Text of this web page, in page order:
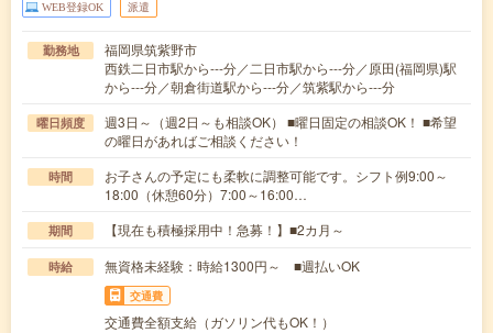
WEB登録OK 派遣
勤務地
福岡県筑紫野市
西鉄二日市駅から---分／二日市駅から---分／原田(福岡県)駅
から---分／朝倉街道駅から---分／筑紫駅から---分
曜日頻度
週3日～（週2日～も相談OK） ■曜日固定の相談OK！ ■希望
の曜日があればご相談ください！
時間
お子さんの予定にも柔軟に調整可能です。シフト例9:00～
18:00（休憩60分）7:00～16:00…
期間 【現在も積極採用中！急募！】■2カ月～
時給 無資格未経験：時給1300円～ ■週払いOK
交通費
交通費全額支給（ガソリン代もOK！）